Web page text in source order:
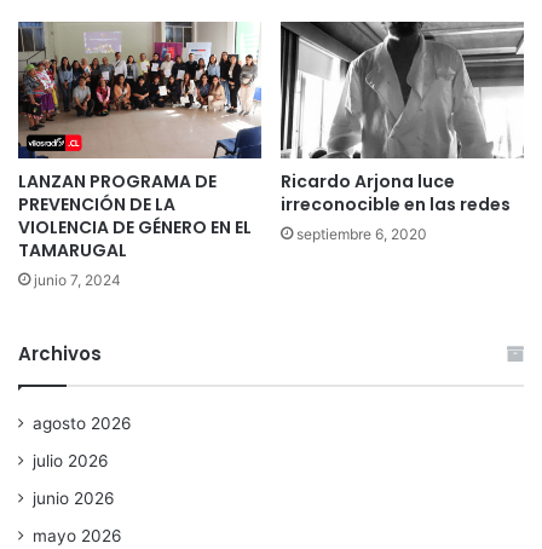
LANZAN PROGRAMA DE
PREVENCIÓN DE LA
VIOLENCIA DE GÉNERO EN EL
TAMARUGAL
junio 7, 2024
Ricardo Arjona luce
irreconocible en las redes
septiembre 6, 2020
Archivos
agosto 2026
julio 2026
junio 2026
mayo 2026